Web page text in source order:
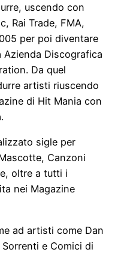
uscendo con
Rai Trade, FMA,
per poi diventare
Azienda Discografica
Da quel
artisti riuscendo
di Hit Mania con
sigle per
Canzoni
oltre a tutti i
nei Magazine
ad artisti come Dan
e Comici di